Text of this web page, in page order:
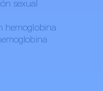
sexual
hemoglobina